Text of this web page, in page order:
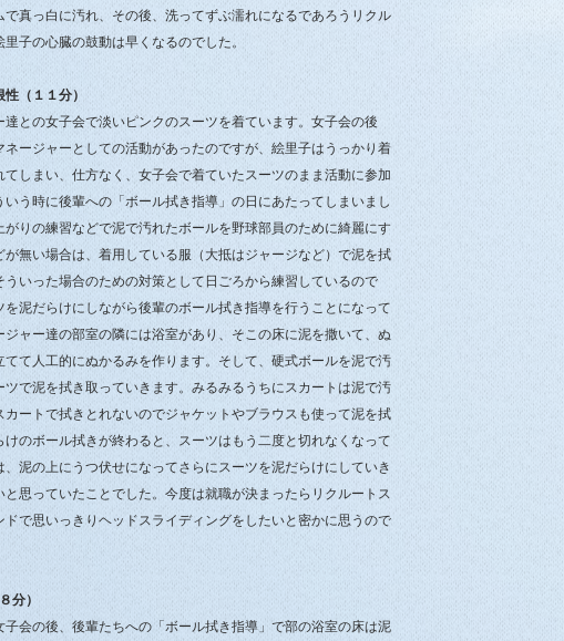
真っ白に汚れ、その後、洗ってずぶ濡れになるであろうリクル
子の心臓の鼓動は早くなるのでした。
（１１分）
との女子会で淡いピンクのスーツを着ています。女子会の後
ージャーとしての活動があったのですが、絵里子はうっかり着
しまい、仕方なく、女子会で着ていたスーツのまま活動に参加
いう時に後輩への「ボール拭き指導」の日にあたってしまいまし
りの練習などで泥で汚れたボールを野球部員のために綺麗にす
無い場合は、着用している服（大抵はジャージなど）で泥を拭
ういった場合のための対策として日ごろから練習しているので
泥だらけにしながら後輩のボール拭き指導を行うことになって
ジャー達の部室の隣には浴室があり、そこの床に泥を撒いて、ぬ
て人工的にぬかるみを作ります。そして、硬式ボールを泥で汚
で泥を拭き取っていきます。みるみるうちにスカートは泥で汚
ートで拭きとれないのでジャケットやブラウスも使って泥を拭
けのボール拭きが終わると、スーツはもう二度と切れなくなって
、泥の上にうつ伏せになってさらにスーツを泥だらけにしていき
と思っていたことでした。今度は就職が決まったらリクルートス
ドで思いっきりヘッドスライディングをしたいと密かに思うので
分）
会の後、後輩たちへの「ボール拭き指導」で部の浴室の床は泥